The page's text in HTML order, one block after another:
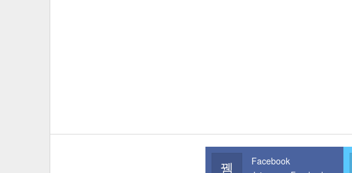
Facebook